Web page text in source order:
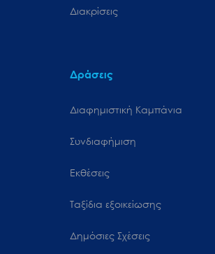
Διακρίσεις
Δράσεις
Διαφημιστική Καμπάνια
Συνδιαφήμιση
Εκθέσεις
Ταξίδια εξοικείωσης
Δημόσιες Σχέσεις